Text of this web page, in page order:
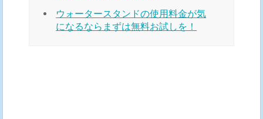
ウォータースタンドの使用料金が気
になるならまずは無料お試しを！